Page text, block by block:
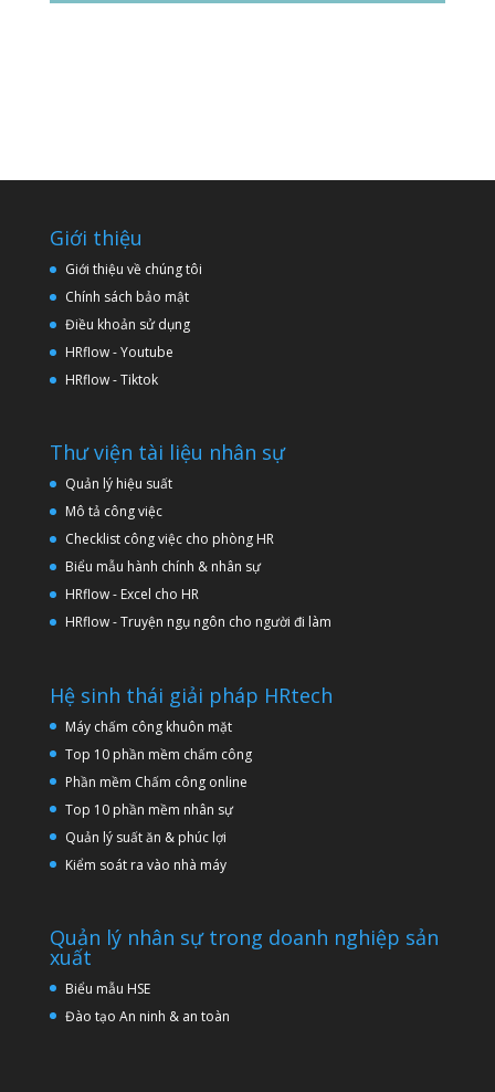
Giới thiệu
Giới thiệu về chúng tôi
Chính sách bảo mật
Điều khoản sử dụng
HRflow - Youtube
HRflow - Tiktok
Thư viện tài liệu nhân sự
Quản lý hiệu suất
Mô tả công việc
Checklist công việc cho phòng HR
Biểu mẫu hành chính & nhân sự
HRflow - Excel cho HR
HRflow - Truyện ngụ ngôn cho người đi làm
Hệ sinh thái giải pháp HRtech
Máy chấm công khuôn mặt
Top 10 phần mềm chấm công
Phần mềm Chấm công online
Top 10 phần mềm nhân sự
Quản lý suất ăn & phúc lợi
Kiểm soát ra vào nhà máy
Quản lý nhân sự trong doanh nghiệp sản
xuất
Biểu mẫu HSE
Đào tạo An ninh & an toàn